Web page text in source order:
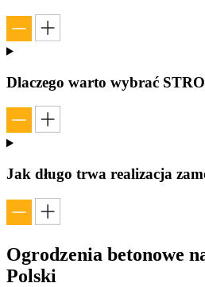
Dlaczego warto wybrać
Jak długo trwa realizacja
Ogrodzenia betonowe
Polski